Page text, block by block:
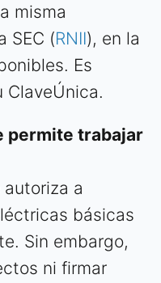
misma
SEC (RNII), en la
Es
ClaveÚnica.
permite trabajar
a
básicas
Sin embargo,
ni firmar